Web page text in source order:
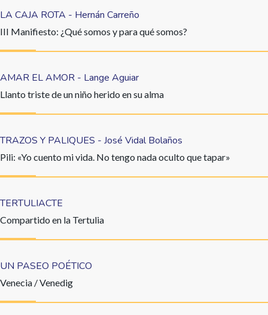
LA CAJA ROTA - Hernán Carreño
III Manifiesto: ¿Qué somos y para qué somos?
AMAR EL AMOR - Lange Aguiar
Llanto triste de un niño herido en su alma
TRAZOS Y PALIQUES - José Vidal Bolaños
Pili: «Yo cuento mi vida. No tengo nada oculto que tapar»
TERTULIACTE
Compartido en la Tertulia
UN PASEO POÉTICO
Venecia / Venedig